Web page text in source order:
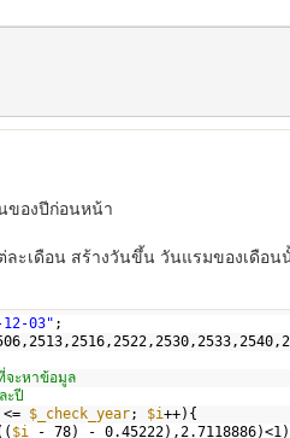
ของปีก่อนหน้า
ะเดือน สร้างวันขึ้น วันแรมของเดือ
12-03" ;
ะหาข้อมูล
ะปี
<= $_check_year; $i++){
$i - 78) -